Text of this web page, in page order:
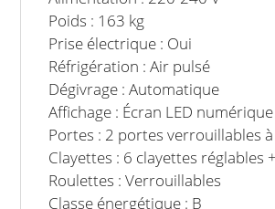
Poids : 163 kg
Prise électrique : Oui
Réfrigération : Air pulsé
Dégivrage : Automatique
Affichage : Écran LED numérique
Portes : 2 portes verrouillables
Clayettes : 6 clayettes réglables
Roulettes : Verrouillables
Classe énergétique : B